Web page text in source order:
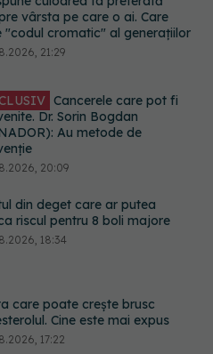
Cancerele care pot fi
Dr. Sorin Bogdan
Au metode de
din deget care ar putea
riscul pentru 8 boli majore
18:34
care poate crește brusc
Cine este mai expus
17:22
174 de milioane de lei pentru
într-o singură săptămână.
primesc bani